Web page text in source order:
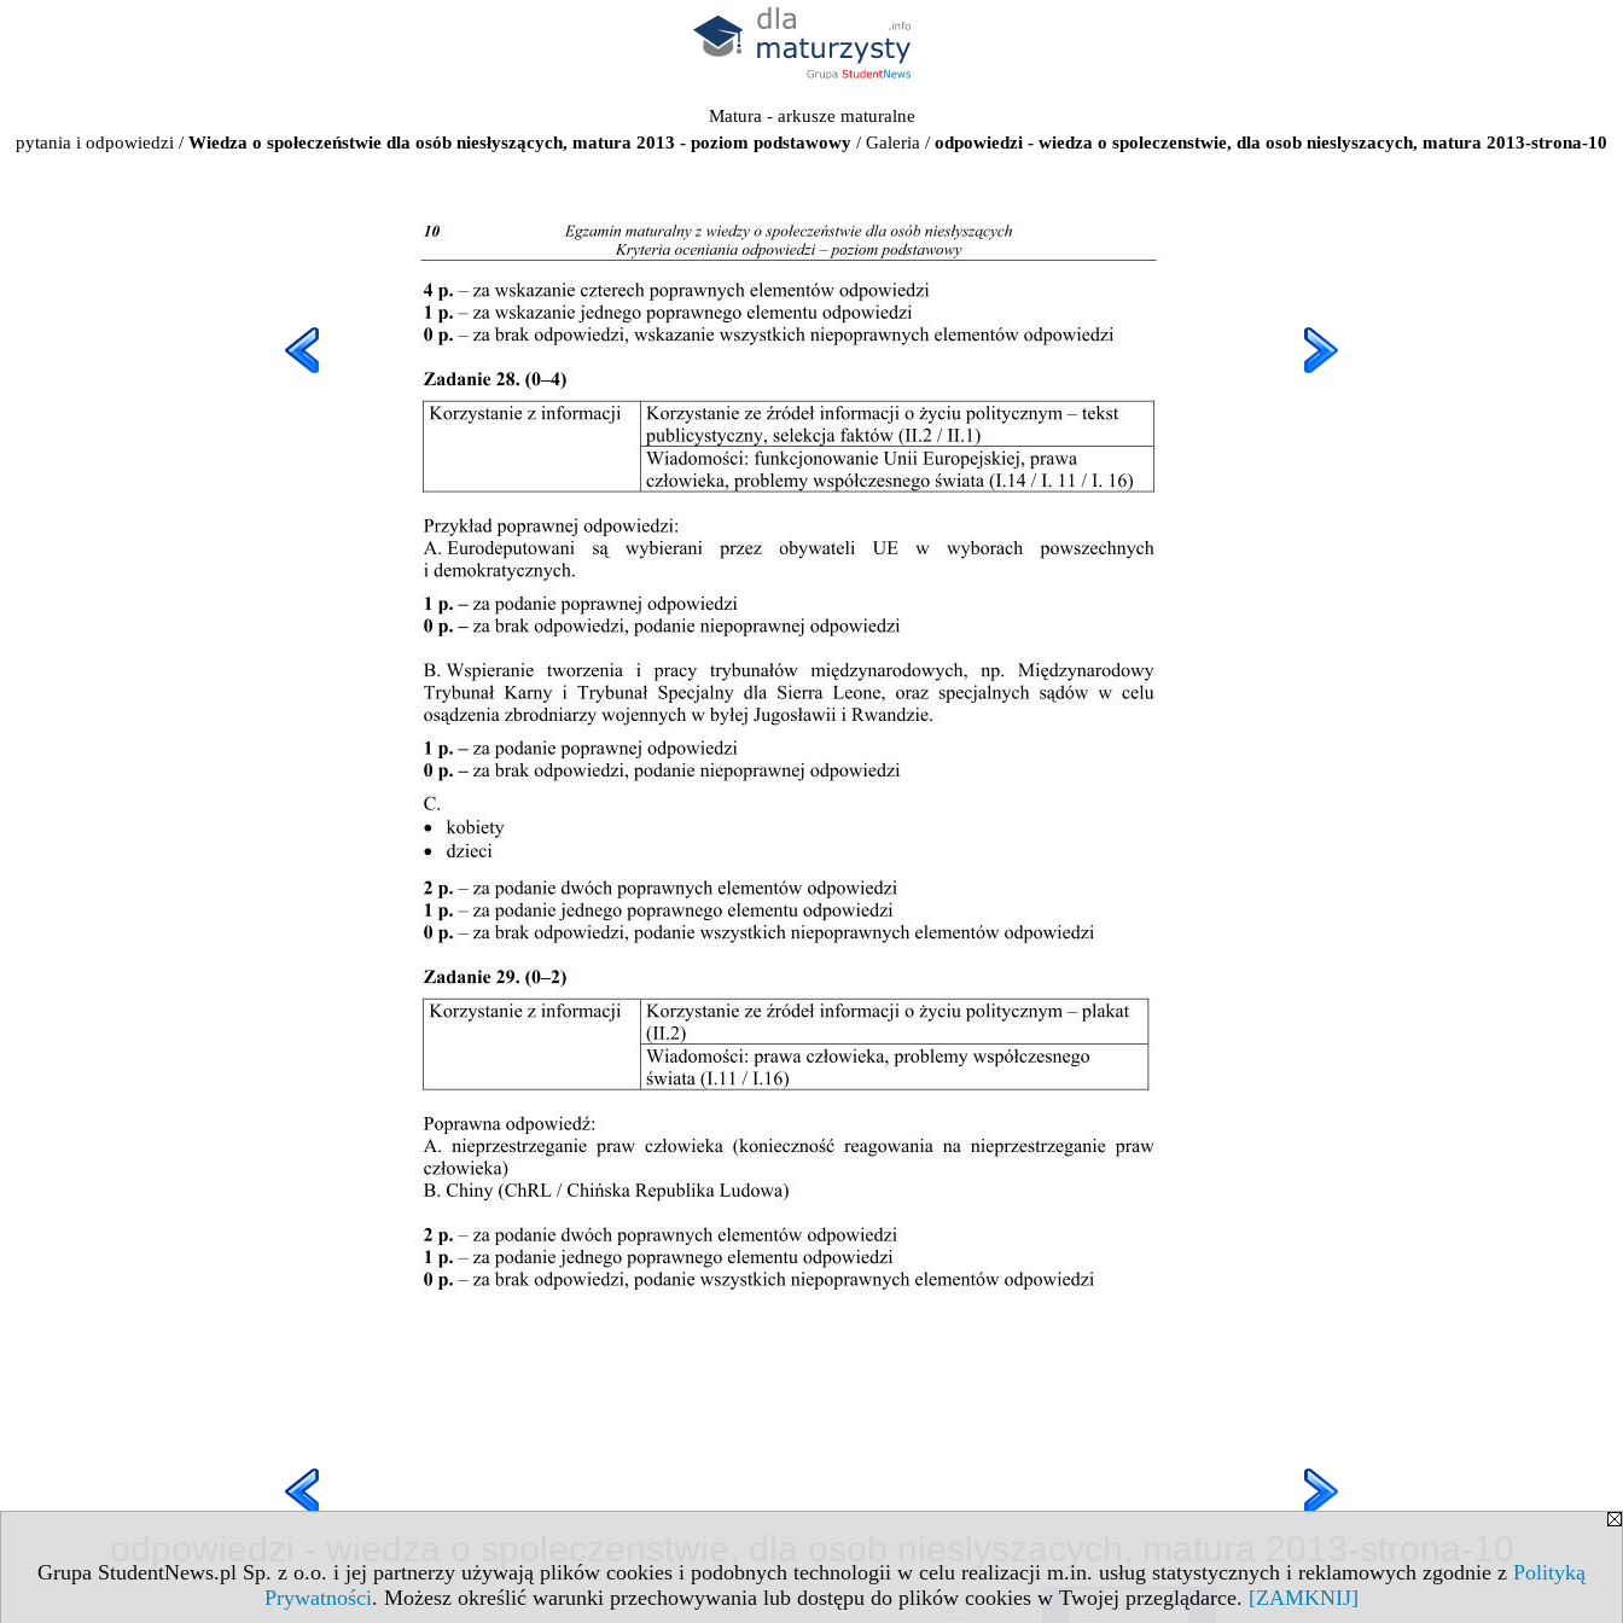
Grupa StudentNews.pl Sp. z o.o. i jej partnerzy używają plików cookies i podobnych technologii w celu realizacji m.in. usług statystycznych i reklamowych zgodnie z Polityką
Prywatności. Możesz określić warunki przechowywania lub dostępu do plików cookies w Twojej przeglądarce. [ZAMKNIJ]
Matura - arkusze maturalne
pytania i odpowiedzi / Wiedza o społeczeństwie dla osób niesłyszących, matura 2013 - poziom podstawowy / Galeria / odpowiedzi - wiedza o spoleczenstwie, dla osob nieslyszacych, matura 2013-strona-10